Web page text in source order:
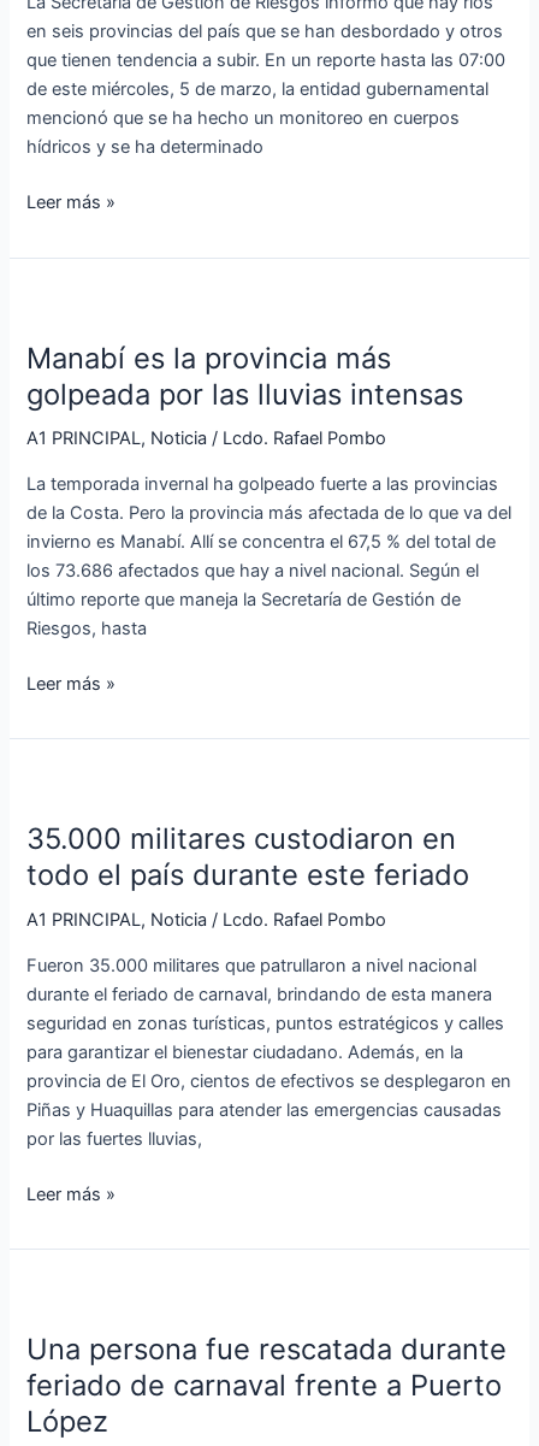
en seis provincias del país que se han desbordado y otros
que tienen tendencia a subir. En un reporte hasta las 07:00
de este miércoles, 5 de marzo, la entidad gubernamental
mencionó que se ha hecho un monitoreo en cuerpos
hídricos y se ha determinado
fuertes
lluvias
en
Ecuador
Leer más »
Manabí es la provincia más
golpeada por las lluvias intensas
A1 PRINCIPAL, Noticia / Lcdo. Rafael Pombo
La temporada invernal ha golpeado fuerte a las provincias
de la Costa. Pero la provincia más afectada de lo que va del
invierno es Manabí. Allí se concentra el 67,5 % del total de
los 73.686 afectados que hay a nivel nacional. Según el
último reporte que maneja la Secretaría de Gestión de
Riesgos, hasta
la
provincia
más
golpeada
por
las
lluvias
intensas
Leer más »
35.000 militares custodiaron en
todo el país durante este feriado
A1 PRINCIPAL, Noticia / Lcdo. Rafael Pombo
Fueron 35.000 militares que patrullaron a nivel nacional
durante el feriado de carnaval, brindando de esta manera
seguridad en zonas turísticas, puntos estratégicos y calles
para garantizar el bienestar ciudadano. Además, en la
provincia de El Oro, cientos de efectivos se desplegaron en
Piñas y Huaquillas para atender las emergencias causadas
por las fuertes lluvias,
custodiaron
en
el
feriado
Leer más »
Una persona fue rescatada durante
feriado de carnaval frente a Puerto
López
fue
rescatada
durante
feriado